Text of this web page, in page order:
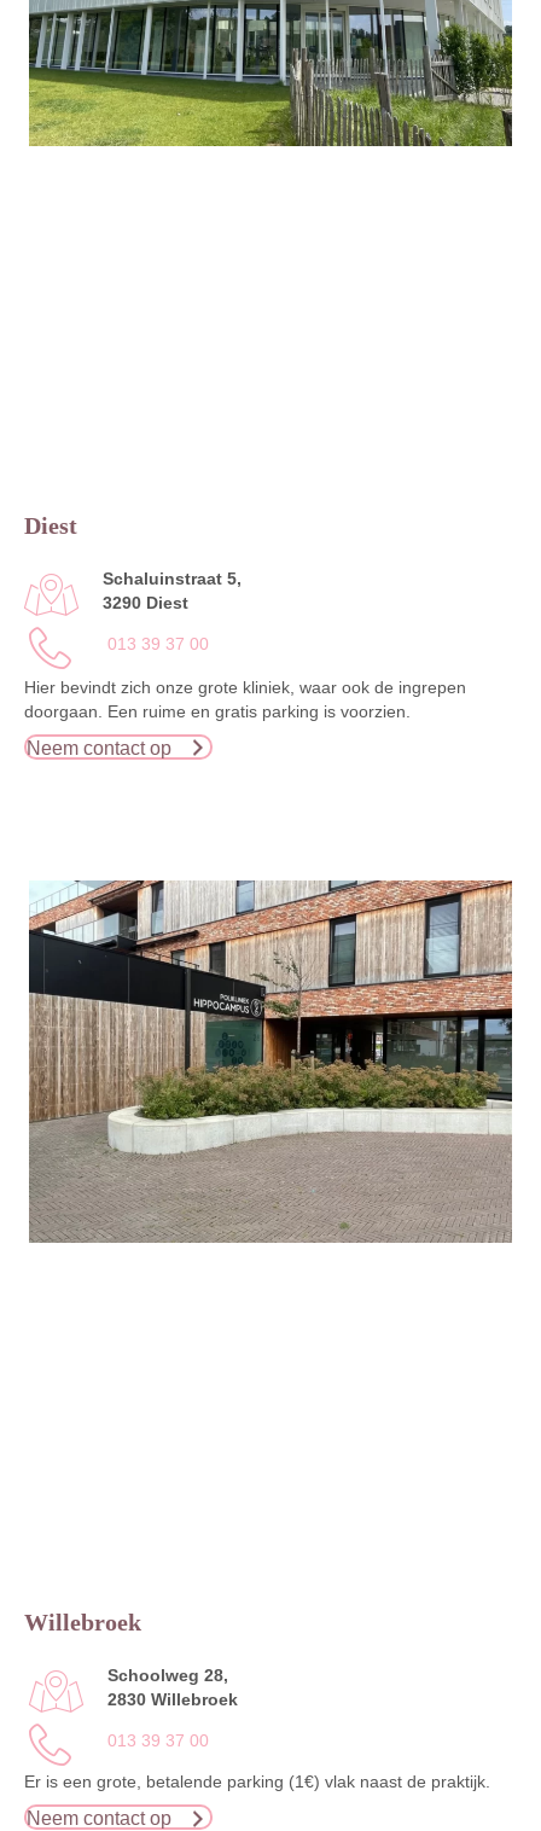
Diest
Schaluinstraat 5,
3290 Diest
013 39 37 00
Hier bevindt zich onze grote kliniek, waar ook de ingrepen
doorgaan. Een ruime en gratis parking is voorzien.
Neem contact op
Willebroek
Schoolweg 28,
2830 Willebroek
013 39 37 00
Er is een grote, betalende parking (1€) vlak naast de praktijk.
Neem contact op